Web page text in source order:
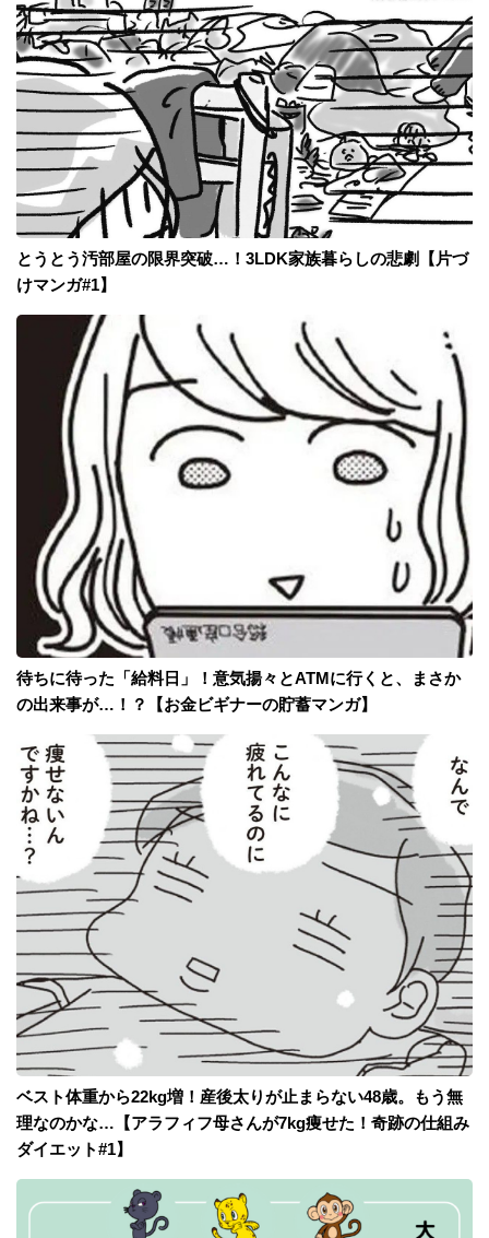
とうとう汚部屋の限界突破…！3LDK家族暮らしの悲劇【片づ
けマンガ#1】
待ちに待った「給料日」！意気揚々とATMに行くと、まさか
の出来事が…！？【お金ビギナーの貯蓄マンガ】
ベスト体重から22kg増！産後太りが止まらない48歳。もう無
理なのかな…【アラフィフ母さんが7kg痩せた！奇跡の仕組み
ダイエット#1】